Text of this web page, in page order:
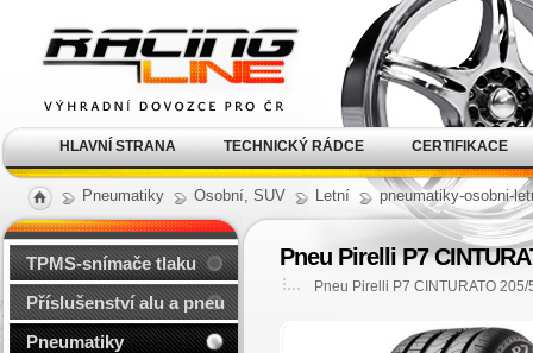
Pneumatiky Osobní, SUV Letní pneumatiky-osobni-
Pneu Pirelli P7
Pneu Pirelli P7 CINTURATO
TPMS-snímače tlaku
Příslušenství alu a pneu
Pneumatiky
kola Racing Line
HLAVNÍ STRANA TECHNICKÝ RÁDCE CERTIFIKACE